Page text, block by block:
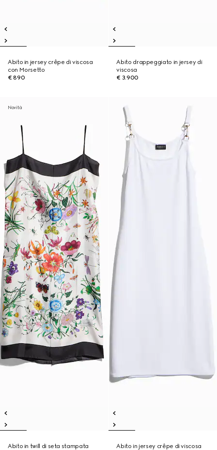
Abito in jersey crêpe di viscosa
con Morsetto
€ 890
Abito drappeggiato in jersey di
viscosa
€ 3.900
Novità
Abito in twill di seta stampata
Abito in jersey crêpe di viscosa